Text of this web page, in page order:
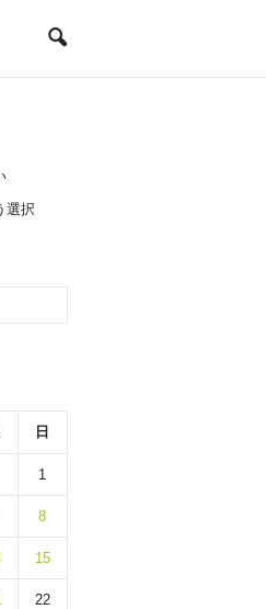
選択
日
1
8
15
22